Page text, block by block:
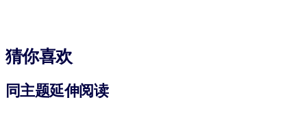
猜你喜欢
同主题延伸阅读